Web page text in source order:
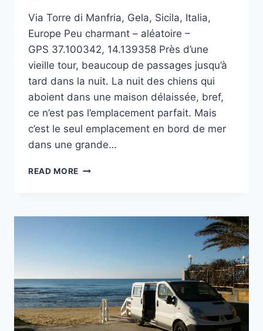
Via Torre di Manfria, Gela, Sicila, Italia,
Europe Peu charmant – aléatoire –
GPS 37.100342, 14.139358 Près d’une
vieille tour, beaucoup de passages jusqu’à
tard dans la nuit. La nuit des chiens qui
aboient dans une maison délaissée, bref,
ce n’est pas l’emplacement parfait. Mais
c’est le seul emplacement en bord de mer
dans une grande…
READ MORE TORRE